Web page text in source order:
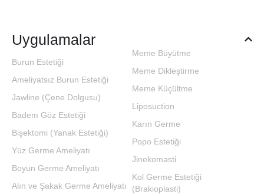
Uygulamalar
Burun Estetiği
Ameliyatsız Burun Estetiği
Jawline (Çene Dolgusu)
Badem Göz Estetiği
Bişektomi (Yanak Estetiği)
Yüz Germe Ameliyatı
Boyun Germe Ameliyatı
Alın ve Şakak Germe Ameliyatı
Meme Büyütme
Meme Dikleştirme
Meme Küçültme
Liposuction
Karın Germe
Popo Estetiği
Jinekomasti
Kol Germe Estetiği
(Brakioplasti)